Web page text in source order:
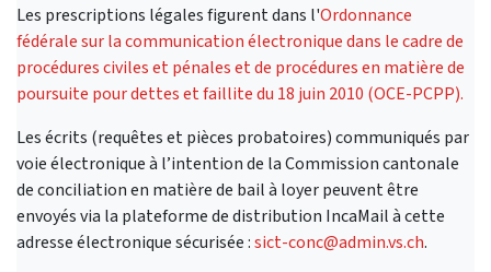
Les prescriptions légales figurent dans l'Ordonnance
fédérale sur la communication électronique dans le cadre de
procédures civiles et pénales et de procédures en matière de
poursuite pour dettes et faillite du 18 juin 2010 (OCE-PCPP).
Les écrits (requêtes et pièces probatoires) communiqués par
voie électronique à l’intention de la Commission cantonale
de conciliation en matière de bail à loyer peuvent être
envoyés via la plateforme de distribution IncaMail à cette
adresse électronique sécurisée :sict-conc@admin.vs.ch.